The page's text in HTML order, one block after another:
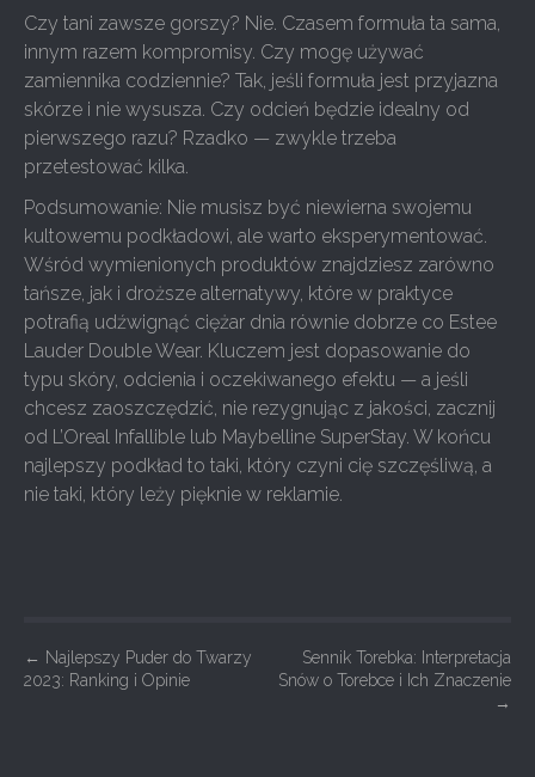
Czy tani zawsze gorszy? Nie. Czasem formuła ta sama,
innym razem kompromisy. Czy mogę używać
zamiennika codziennie? Tak, jeśli formuła jest przyjazna
skórze i nie wysusza. Czy odcień będzie idealny od
pierwszego razu? Rzadko — zwykle trzeba
przetestować kilka.
Podsumowanie: Nie musisz być niewierna swojemu
kultowemu podkładowi, ale warto eksperymentować.
Wśród wymienionych produktów znajdziesz zarówno
tańsze, jak i droższe alternatywy, które w praktyce
potrafią udźwignąć ciężar dnia równie dobrze co Estee
Lauder Double Wear. Kluczem jest dopasowanie do
typu skóry, odcienia i oczekiwanego efektu — a jeśli
chcesz zaoszczędzić, nie rezygnując z jakości, zacznij
od L’Oreal Infallible lub Maybelline SuperStay. W końcu
najlepszy podkład to taki, który czyni cię szczęśliwą, a
nie taki, który leży pięknie w reklamie.
P
o
← Najlepszy Puder do Twarzy
2023: Ranking i Opinie
Sennik Torebka: Interpretacja
Snów o Torebce i Ich Znaczenie
→